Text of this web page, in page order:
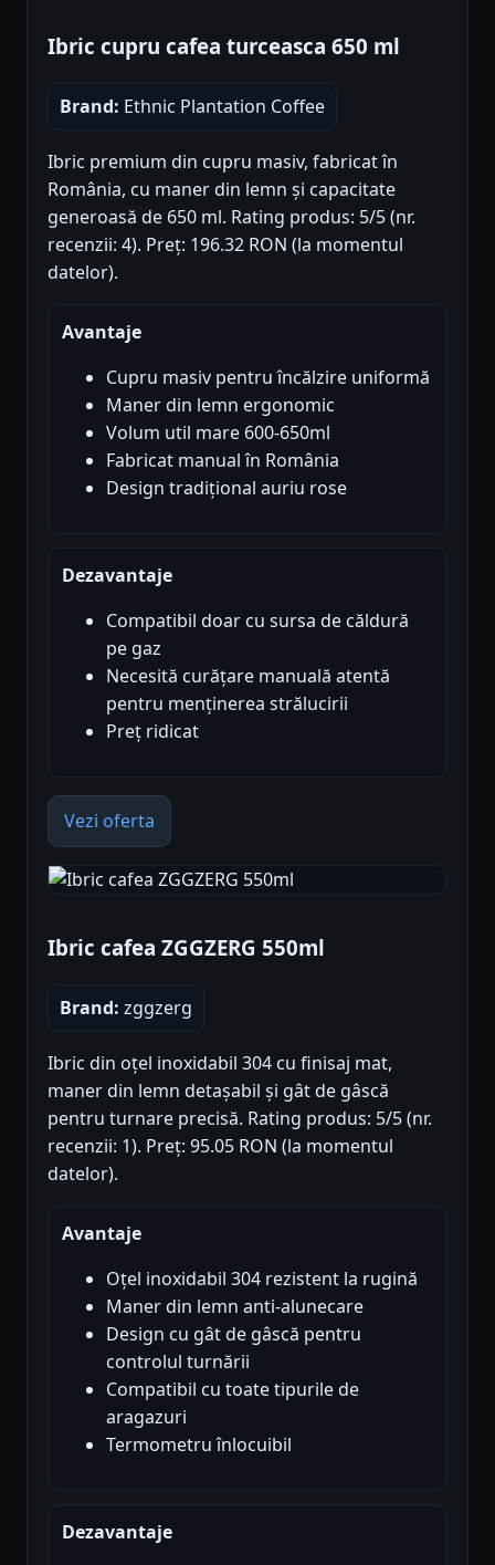
Ibric cupru cafea turceasca 650 ml
Brand: Ethnic Plantation Coffee
Ibric premium din cupru masiv, fabricat în
România, cu maner din lemn și capacitate
generoasă de 650 ml. Rating produs: 5/5 (nr.
recenzii: 4). Preț: 196.32 RON (la momentul
datelor).
Avantaje
Cupru masiv pentru încălzire uniformă
Maner din lemn ergonomic
Volum util mare 600-650ml
Fabricat manual în România
Design tradițional auriu rose
Dezavantaje
Compatibil doar cu sursa de căldură
pe gaz
Necesită curățare manuală atentă
pentru menținerea strălucirii
Preț ridicat
Vezi oferta
Ibric cafea ZGGZERG 550ml
Brand: zggzerg
Ibric din oțel inoxidabil 304 cu finisaj mat,
maner din lemn detașabil și gât de gâscă
pentru turnare precisă. Rating produs: 5/5 (nr.
recenzii: 1). Preț: 95.05 RON (la momentul
datelor).
Avantaje
Oțel inoxidabil 304 rezistent la rugină
Maner din lemn anti-alunecare
Design cu gât de gâscă pentru
controlul turnării
Compatibil cu toate tipurile de
aragazuri
Termometru înlocuibil
Dezavantaje